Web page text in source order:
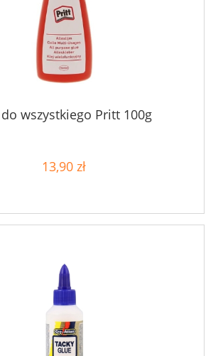
wszystkiego Pritt 100g
13,90 zł